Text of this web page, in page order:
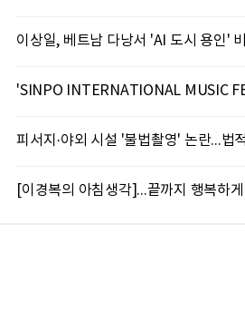
피서지·야외 시설 '불법촬영' 논란...법
[이경복의 아침생각]...끝까지 행복하